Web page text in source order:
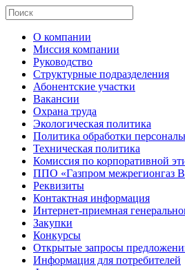
О компании
Миссия компании
Руководство
Структурные подразделения
Абонентские участки
Вакансии
Охрана труда
Экологическая политика
Политика обработки
Техническая политика
Комиссия по корпоративной
ППО «Газпром межрегионгаз
Реквизиты
Контактная информация
Интернет-приемная
Закупки
Конкурсы
Открытые запросы
Информация для потребителей